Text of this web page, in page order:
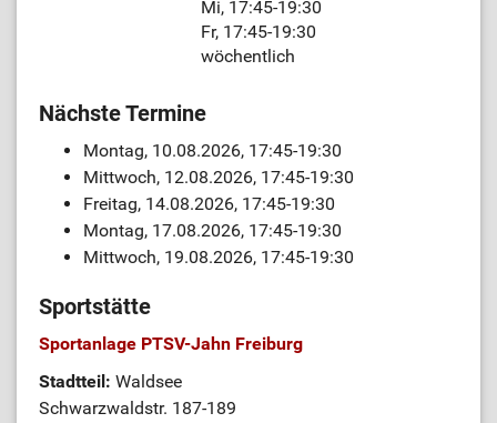
Mi, 17:45-19:30
Fr, 17:45-19:30
wöchentlich
Nächste Termine
Montag, 10.08.2026, 17:45-19:30
Mittwoch, 12.08.2026, 17:45-19:30
Freitag, 14.08.2026, 17:45-19:30
Montag, 17.08.2026, 17:45-19:30
Mittwoch, 19.08.2026, 17:45-19:30
Sportstätte
Sportanlage PTSV-Jahn Freiburg
Stadtteil: Waldsee
Schwarzwaldstr. 187-189